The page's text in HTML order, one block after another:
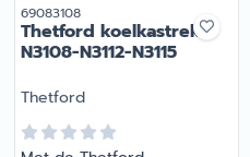
Artikelnummer
69083108
Thetford koelkastrek
N3108-N3112-N3115
Merk:
Thetford